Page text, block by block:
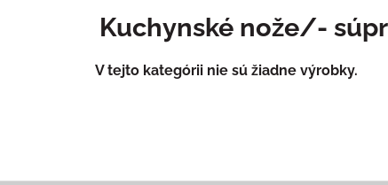
Kuchynské nože/-